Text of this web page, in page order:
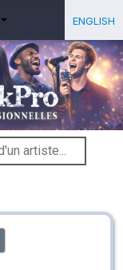
English